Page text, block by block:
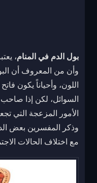
بول الدم في المنام،
وأن من المعروف أن
اللون، وأحياناً يكون
السوائل، لكن إذا
الأمور المزعجة التي
وذكر المفسرين بعض
مع اختلاف الحالات